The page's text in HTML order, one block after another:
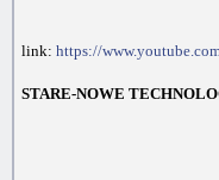
link: https://
STARE-NOWE